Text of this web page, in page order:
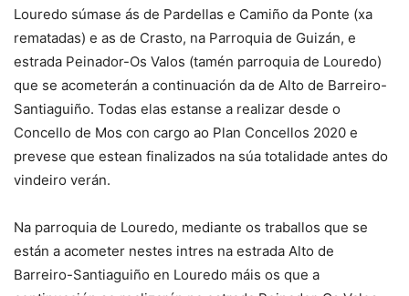
Louredo súmase ás de Pardellas e Camiño da Ponte (xa
rematadas) e as de Crasto, na Parroquia de Guizán, e
estrada Peinador-Os Valos (tamén parroquia de Louredo)
que se acometerán a continuación da de Alto de Barreiro-
Santiaguiño. Todas elas estanse a realizar desde o
Concello de Mos con cargo ao Plan Concellos 2020 e
prevese que estean finalizados na súa totalidade antes do
vindeiro verán.
Na parroquia de Louredo, mediante os traballos que se
están a acometer nestes intres na estrada Alto de
Barreiro-Santiaguiño en Louredo máis os que a